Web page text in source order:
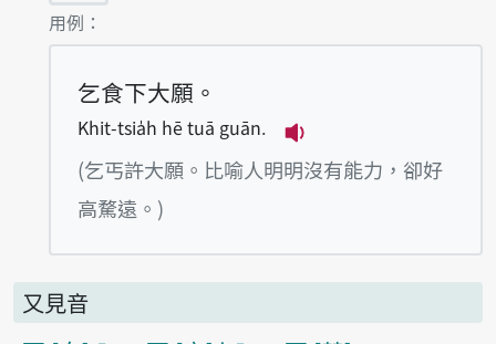
第2項釋義的
用例：
乞食下大願。
Khit-tsia̍h hē tuā guān.
播放例句Khit-tsia̍h
(乞丐許大願。比喻人明明沒有能力，卻好
高騖遠。)
又見音